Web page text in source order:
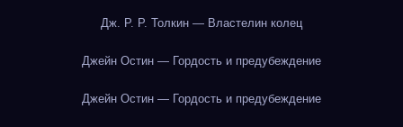
Дж. Р. Р. Толкин — Властелин колец
Джейн Остин — Гордость и предубеждение
Джейн Остин — Гордость и предубеждение